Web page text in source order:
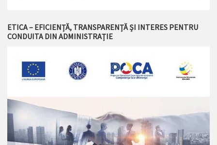
ETICA – EFICIENȚĂ, TRANSPARENȚĂ ȘI INTERES PENTRU
CONDUITA DIN ADMINISTRAȚIE